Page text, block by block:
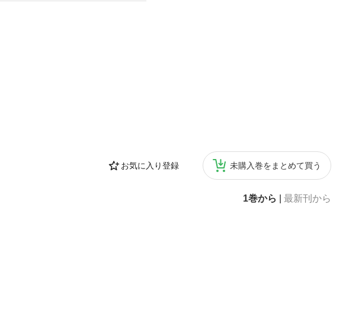
お気に入り登録 未購入巻をまとめて買う
1巻から 最新刊から